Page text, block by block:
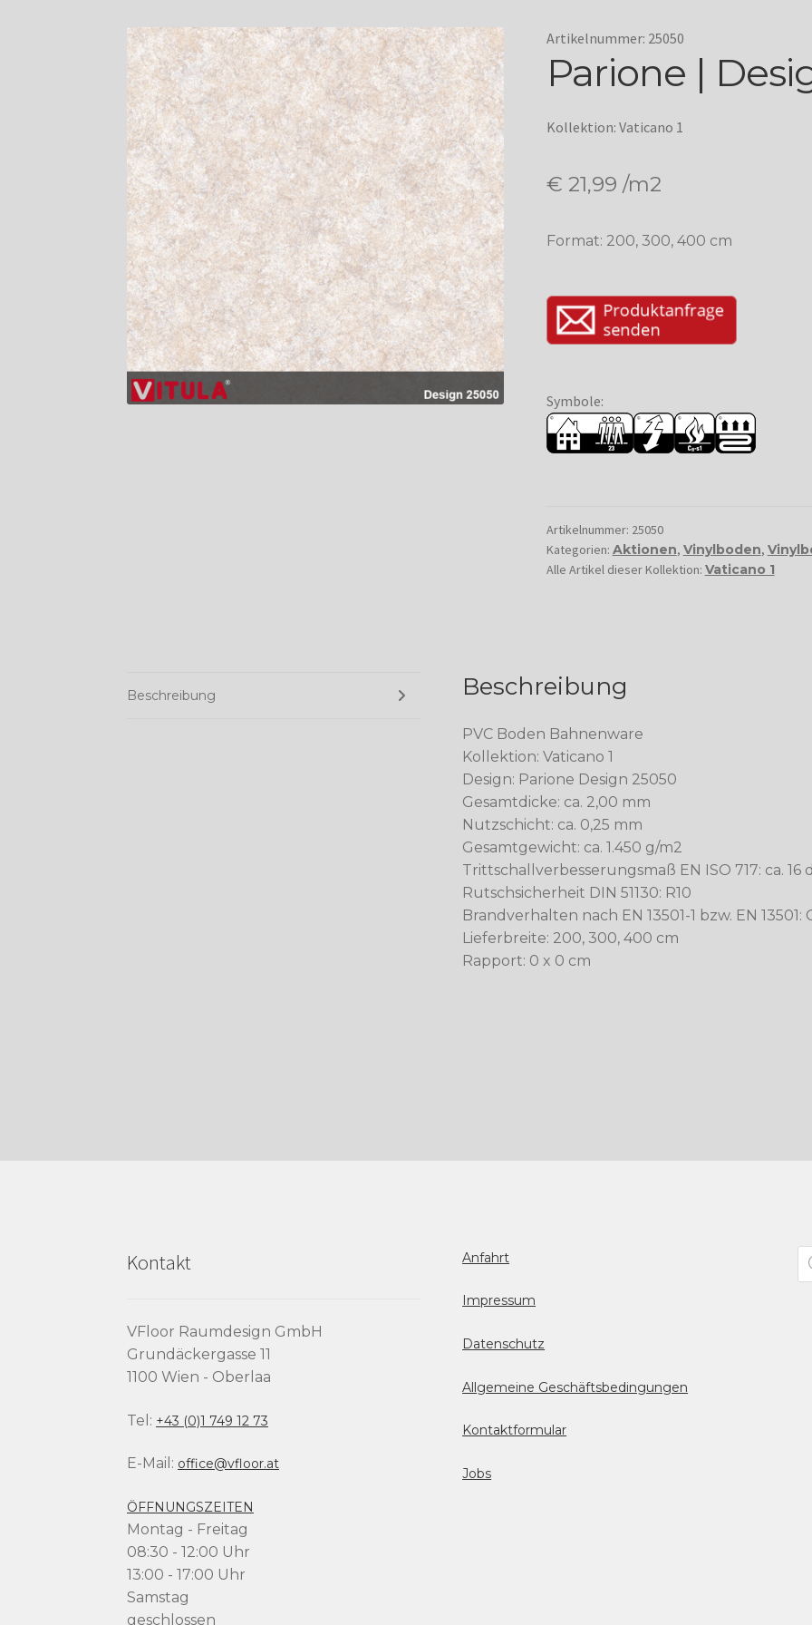
Artikelnummer: 25050
Parione |
Kollektion: Vaticano 1
€ 21,99 /m2
Format: 200, 300, 400 cm
Symbole:
Artikelnummer: 25050
Kategorien: Aktionen, Vinylboden,
Alle Artikel dieser Kollektion: Vaticano 1
Beschreibung Beschreibung
PVC Boden Bahnenware
Kollektion: Vaticano 1
Design: Parione Design 25050
Gesamtdicke: ca. 2,00 mm
Nutzschicht: ca. 0,25 mm
Gesamtgewicht: ca. 1.450 g/m2
Trittschallverbesserungsmaß EN ISO 717: ca. 16
Rutschsicherheit DIN 51130: R10
Brandverhalten nach EN 13501-1 bzw. EN 13501:
Lieferbreite: 200, 300, 400 cm
Rapport: 0 x 0 cm
Kontakt
VFloor Raumdesign GmbH
Grundäckergasse 11
1100 Wien - Oberlaa
Tel: +43 (0)1 749 12 73
E-Mail: office@vfloor.at
ÖFFNUNGSZEITEN
Montag - Freitag
08:30 - 12:00 Uhr
13:00 - 17:00 Uhr
Samstag
geschlossen
Anfahrt
Impressum
Datenschutz
Allgemeine Geschäftsbedingungen
Kontaktformular
Jobs